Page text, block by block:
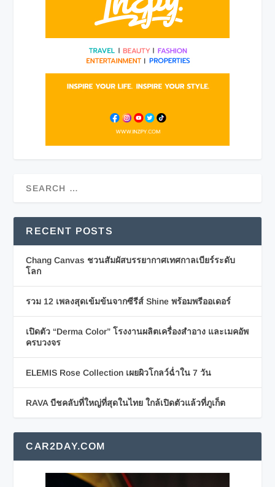
RECENT POSTS
Chang Canvas ชวนสัมผัสบรรยากาศเทศกาลเบียร์ระดับ
โลก
รวม 12 เพลงสุดเข้มข้นจากซีรีส์ Shine พร้อมพรีออเดอร์
เปิดตัว “Derma Color” โรงงานผลิตเครื่องสำอาง และเมคอัพ
ครบวงจร
ELEMIS Rose Collection เผยผิวโกลว์ฉ่ำใน 7 วัน
RAVA บีชคลับที่ใหญ่ที่สุดในไทย ใกล้เปิดตัวแล้วที่ภูเก็ต
CAR2DAY.COM